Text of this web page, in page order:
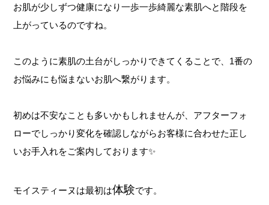
お肌が少しずつ健康になり一歩一歩綺麗な素肌へと階段を
上がっているのですね。
このように素肌の土台がしっかりできてくることで、1番の
お悩みにも悩まないお肌へ繋がります。
初めは不安なことも多いかもしれませんが、アフターフォ
ローでしっかり変化を確認しながらお客様に合わせた正し
いお手入れをご案内しております✨
モイスティーヌは最初は体験です。